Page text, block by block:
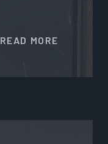
READ MORE